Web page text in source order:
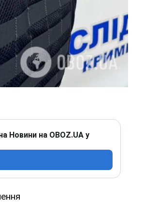
Новини на OBOZ.UA у